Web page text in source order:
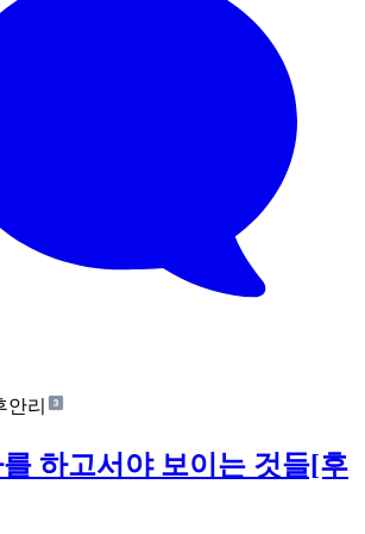
안리
하고서야 보이는 것들[후